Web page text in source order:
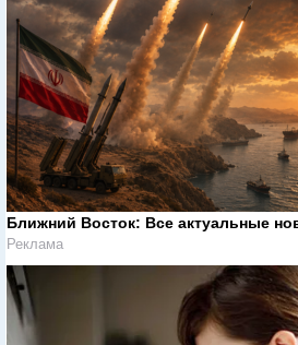
Ближний Восток: Все актуальные
Реклама